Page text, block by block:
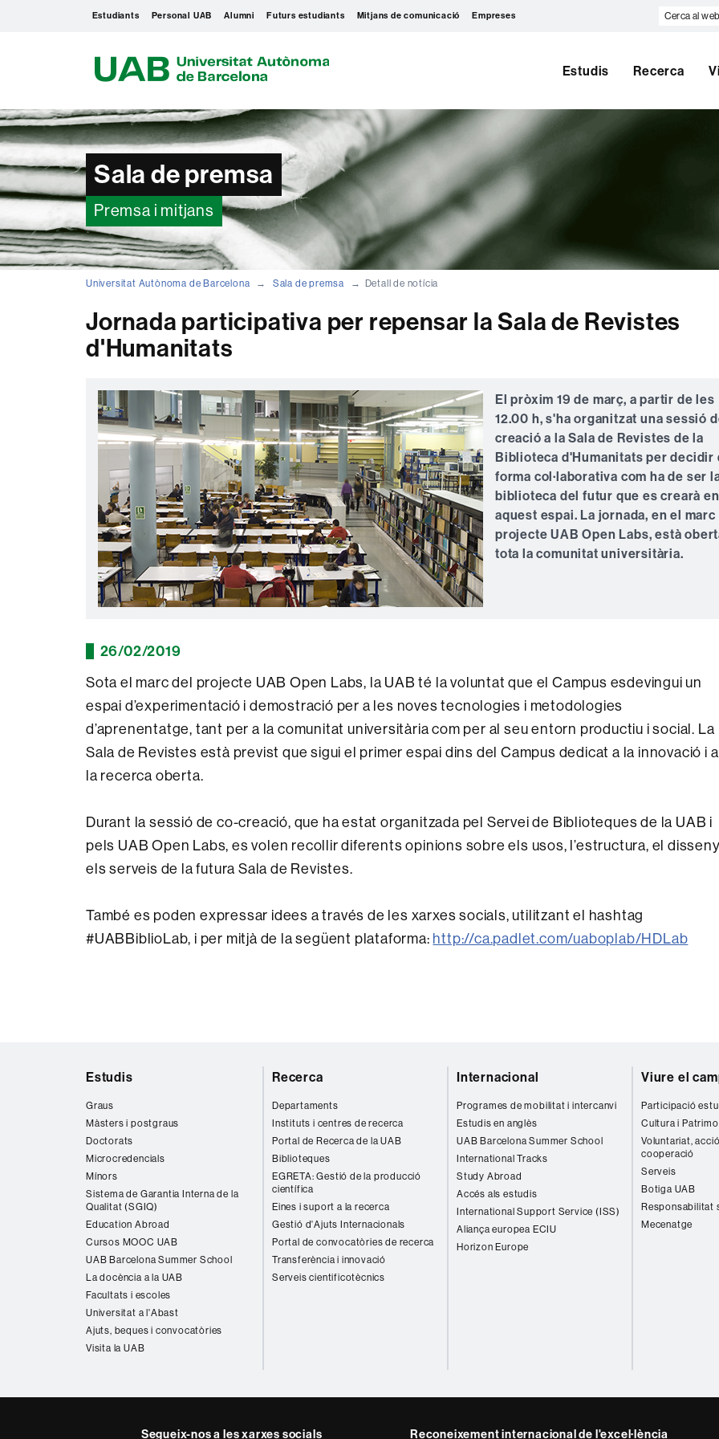
Estudiants Personal UAB Alumni Futurs estudiants Mitjans de comunicació Empreses
Cerca
B
Estudis Recerca
Sala de premsa
Premsa i mitjans
Universitat Autònoma de Barcelona Sala de premsa Detall de notícia
Jornada participativa per repensar la Sala de Revistes
d'Humanitats
El pròxim 19 de març, a partir de les
12.00 h, s'ha organitzat una sessió
creació a la Sala de Revistes de la
Biblioteca d'Humanitats per decidir
forma col·laborativa com ha de ser
biblioteca del futur que es crearà en
aquest espai. La jornada, en el marc
projecte UAB Open Labs, està
tota la comunitat universitària.
26/02/2019
Sota el marc del projecte UAB Open Labs, la UAB té la voluntat que el Campus esdevingui un
espai d’experimentació i demostració per a les noves tecnologies i metodologies
d’aprenentatge, tant per a la comunitat universitària com per al seu entorn productiu i social. La
Sala de Revistes està previst que sigui el primer espai dins del Campus dedicat a la innovació i a
la recerca oberta.
Durant la sessió de co-creació, que ha estat organitzada pel Servei de Biblioteques de la UAB i
pels UAB Open Labs, es volen recollir diferents opinions sobre els usos, l’estructura, el
els serveis de la futura Sala de Revistes.
També es poden expressar idees a través de les xarxes socials, utilitzant el hashtag
#UABBiblioLab, i per mitjà de la següent plataforma: http://ca.padlet.com/uaboplab/HDLab
Estudis
Graus
Màsters i postgraus
Doctorats
Microcredencials
Mínors
Sistema de Garantia Interna de la
Qualitat (SGIQ)
Education Abroad
Cursos MOOC UAB
UAB Barcelona Summer School
La docència a la UAB
Facultats i escoles
Universitat a l'Abast
Ajuts, beques i convocatòries
Visita la UAB
Recerca
Departaments
Instituts i centres de recerca
Portal de Recerca de la UAB
Biblioteques
EGRETA: Gestió de la producció
científica
Eines i suport a la recerca
Gestió d'Ajuts Internacionals
Portal de convocatòries de recerca
Transferència i innovació
Serveis cientificotècnics
Internacional
Programes de mobilitat i intercanvi
Estudis en anglès
UAB Barcelona Summer School
International Tracks
Study Abroad
Accés als estudis
International Support Service (ISS)
Aliança europea ECIU
Horizon Europe
Viure el
Participació
Cultura i
Voluntariat,
cooperació
Serveis
Botiga UAB
Responsabilitat
Mecenatge
Segueix-nos a les xarxes socials Reconeixement internacional de l'excel·lència